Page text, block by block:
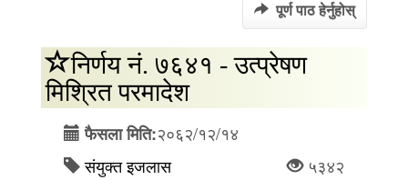
पूर्ण पाठ हेर्नुहोस्
निर्णय नं. ७६४१ - उत्प्रेषण
मिश्रित परमा‍देश
फैसला मिति:२०६२/१२/१४
संयुक्त इजलास
५३४२